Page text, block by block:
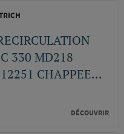
330 MD218
CHAPPEE...
DÉCOUVRIR